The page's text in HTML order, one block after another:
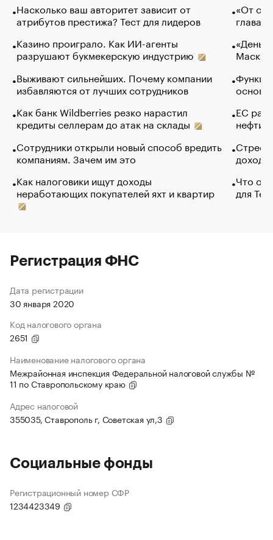
Насколько ваш авторитет зависит от
атрибутов престижа? Тест для лидеров
Казино проиграло. Как ИИ-агенты
разрушают букмекерскую индустрию
Выживают сильнейших. Почему компании
избавляются от лучших сотрудников
Как банк Wildberries резко нарастил
кредиты селлерам до атак на склады
Сотрудники открыли новый способ вредить
компаниям. Зачем им это
Как налоговики ищут доходы
неработающих покупателей яхт и квартир
«От
глава
Маск в
основ
ЕС
нефти
Что
для
Регистрация ФНС
Дата регистрации
30 января 2020
Код налогового органа
2651
Наименование налогового органа
Межрайонная инспекция Федеральной налоговой службы №
11 по Ставропольскому краю
Адрес налоговой
355035, Ставрополь г, Советская ул,3
Социальные фонды
Регистрационный номер СФР
1234423349